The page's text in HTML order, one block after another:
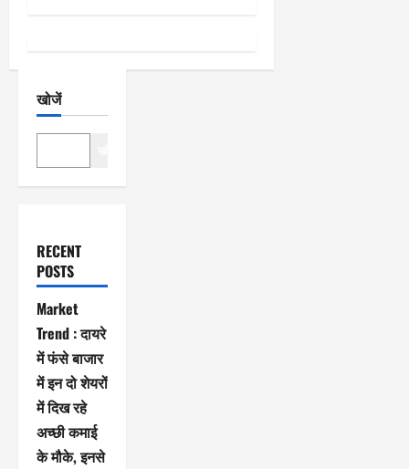
खोजें
RECENT
POSTS
Market
Trend : दायरे
में फंसे बाजार
में इन दो शेयरों
में दिख रहे
अच्छी कमाई
के मौके, इनसे